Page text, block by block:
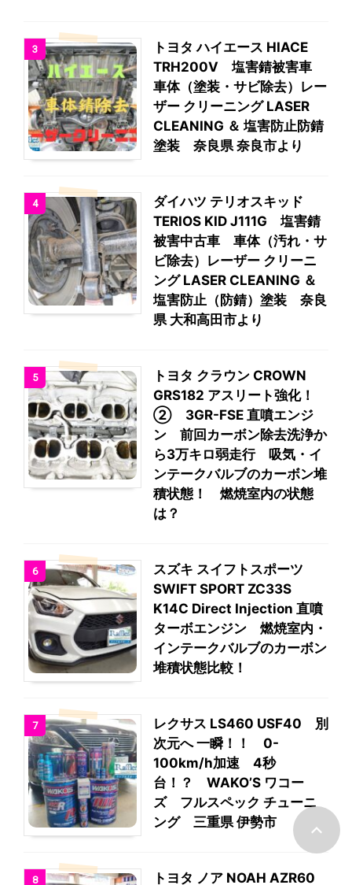
3
トヨタ ハイエース HIACE
TRH200V 塩害錆被害車
車体（塗装・サビ除去）レー
ザー クリーニング LASER
CLEANING ＆ 塩害防止防錆
塗装 奈良県 奈良市より
4
ダイハツ テリオスキッド
TERIOS KID J111G 塩害錆
被害中古車 車体（汚れ・サ
ビ除去）レーザー クリーニ
ング LASER CLEANING ＆
塩害防止（防錆）塗装 奈良
県 大和高田市より
5
トヨタ クラウン CROWN
GRS182 アスリート強化！
② 3GR-FSE 直噴エンジ
ン 前回カーボン除去洗浄か
ら3万キロ弱走行 吸気・イ
ンテークバルブのカーボン堆
積状態！ 燃焼室内の状態
は？
6
スズキ スイフトスポーツ
SWIFT SPORT ZC33S
K14C Direct Injection 直噴
ターボエンジン 燃焼室内・
インテークバルブのカーボン
堆積状態比較！
7
レクサス LS460 USF40 別
次元へ 一瞬！！ 0-
100km/h加速 4秒
台！？ WAKO’S ワコー
ズ フルスペック チューニ
ング 三重県 伊勢市
8 トヨタ ノア NOAH AZR60